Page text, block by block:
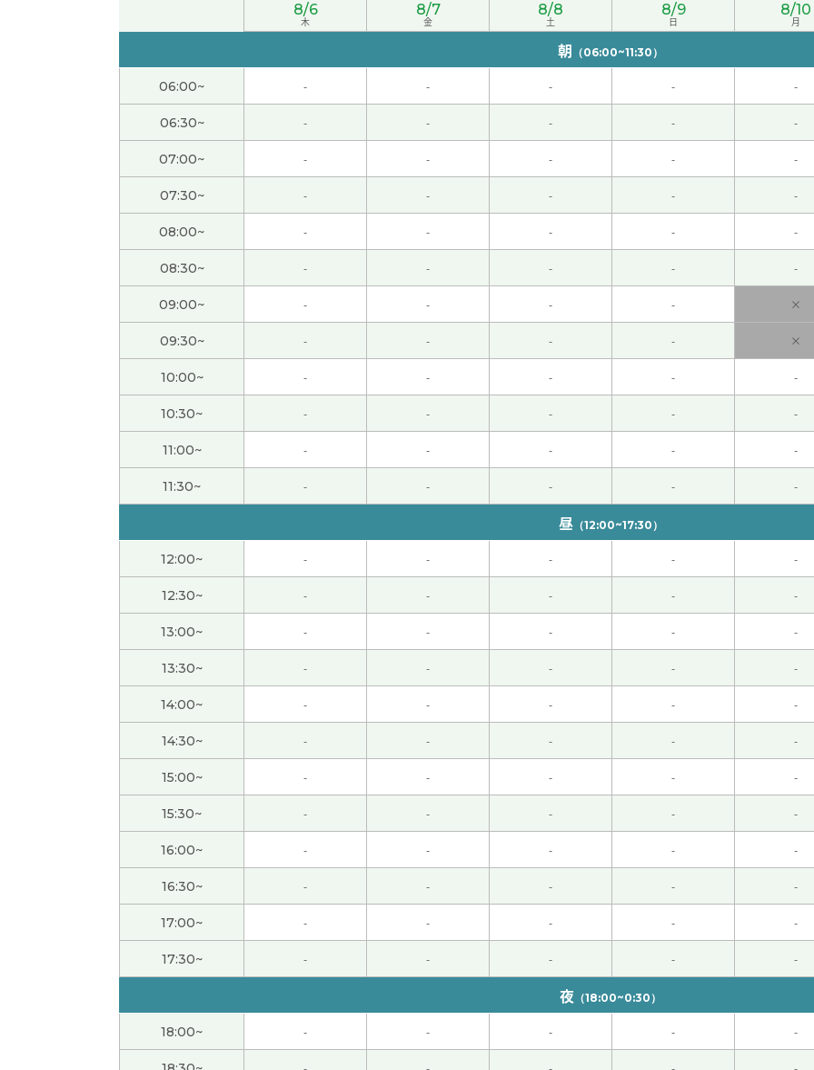
謝謝老師，下次見！
谢谢老师，这节课也很有意思。 我也这么想，我去旅行的时候经常一个人去。 一个人更放松，计划也可以自
和老师再聊，下次再见。( 50代 男性 )
谢谢老师，我很高兴能和您一起聊天。 这节课上很有趣能听到旅行的故事。 老师去过日本各种各样的地方，
见。( 50代 男性 )
( 40代 女性 )
今日もレッスンをしていただきありがとうございました。先生とのレッスンをお休みしている間も勉強を毎
らないことがたくさん出てくるので、たくさん質問しようと思います。また明日からよろしくお願いします。
好久不见，谢谢上课。我觉得福冈的食物什么都好吃。生活环境也不错，交通方便，我欢迎来你九州旅游！下
先生、今日もありがとうございました。今日は先生とHSK４級のテキストをやりました。語句の並べ替え問
教えてもらいました。いつもわかりやすいです。ありがとうございます。来週もよろしくおねがいします。
謝謝！( 40代 女性 )
( 40代 女性 )
真是好久不见了。 我很高兴能再次见到老师。 这节课也很有意思，谢谢您。 请再聊吧！( 50代 男性 )
今日も先生とフリートークできて楽しかったです。長沙ぜひ行ってみたいですね。中国の水は相変わらず安
很高兴认识老师 老师分享给我的话题都很有意思 期待下次再见！
先生、今日もありがとうございました。先生とのレッスンを３００回くらいして、ようやく汉语会法301の
たとき、難しそうだったので買ったことを後悔して、下巻に入ったときは最後のページを見て、とてもでき
コツコツやっていたら終わりました。終わったことが信じられない。根気よく先生が教えてくれたおかげで
たところをやり直します。明日からもよろしくお願いします。( 40代 女性 )
多谢老师！！今天的文章，虽然有点难，不过继续加油！
多谢老师！！好久不见了，能够上您的课，我很开心！下次再见！！
謝謝！( 40代 女性 )
( 40代 女性 )
8/6
木
8/7
金
8/8
土
8/9
日
8/10
月
朝 （06:00~11:30）
06:00~ - - - - -
06:30~ - - - - -
07:00~ - - - - -
07:30~ - - - - -
08:00~ - - - - -
08:30~ - - - - -
09:00~ - - - - ×
09:30~ - - - - ×
10:00~ - - - - -
10:30~ - - - - -
11:00~ - - - - -
11:30~ - - - - -
昼（12:00~17:30）
12:00~ - - - - -
12:30~ - - - - -
13:00~ - - - - -
13:30~ - - - - -
14:00~ - - - - -
14:30~ - - - - -
15:00~ - - - - -
15:30~ - - - - -
16:00~ - - - - -
16:30~ - - - - -
17:00~ - - - - -
17:30~ - - - - -
夜 （18:00~0:30）
18:00~ - - - - -